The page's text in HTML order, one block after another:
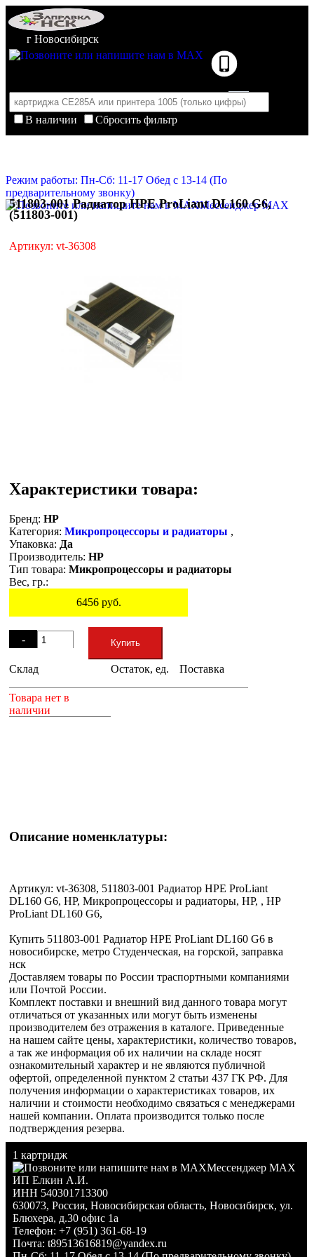
г Новосибирск
В наличии
Сбросить фильтр
Корзина пуста
Режим работы: Пн-Сб: 11-17 Обед с 13-14 (По
предварительному звонку)
Мессенджер MAX
511803-001 Радиатор HPE ProLiant DL160 G6,
(511803-001)
Артикул: vt-36308
Характеристики товара:
Бренд: HP
Категория: Микропроцессоры и радиаторы ,
Упаковка: Да
Производитель: HP
Тип товара: Микропроцессоры и радиаторы
Вес, гр.:
6456руб.
-
+
Купить
Склад Остаток, ед. Поставка
Товара нет в
наличии
Описание номенклатуры:
Артикул: vt-36308, 511803-001 Радиатор HPE ProLiant
DL160 G6, HP, Микропроцессоры и радиаторы, HP, , HP
ProLiant DL160 G6,
Купить 511803-001 Радиатор HPE ProLiant DL160 G6 в
новосибирске, метро Студенческая, на горской, заправка
нск
Доставляем товары по России траспортными компаниями
или Почтой России.
Комплект поставки и внешний вид данного товара могут
отличаться от указанных или могут быть изменены
производителем без отражения в каталоге. Приведенные
на нашем сайте цены, характеристики, количество товаров,
а так же информация об их наличии на складе носят
ознакомительный характер и не являются публичной
офертой, определенной пунктом 2 статьи 437 ГК РФ. Для
получения информации о характеристиках товаров, их
наличии и стоимости необходимо связаться с менеджерами
нашей компании. Оплата производится только после
подтверждения резерва.
1 картридж
Мессенджер MAX
ИП Елкин А.И.
ИНН 540301713300
630073, Россия, Новосибирская область, Новосибирск, ул.
Блюхера, д.30 офис 1а
Телефон: +7 (951) 361-68-19
Почта: t89513616819@yandex.ru